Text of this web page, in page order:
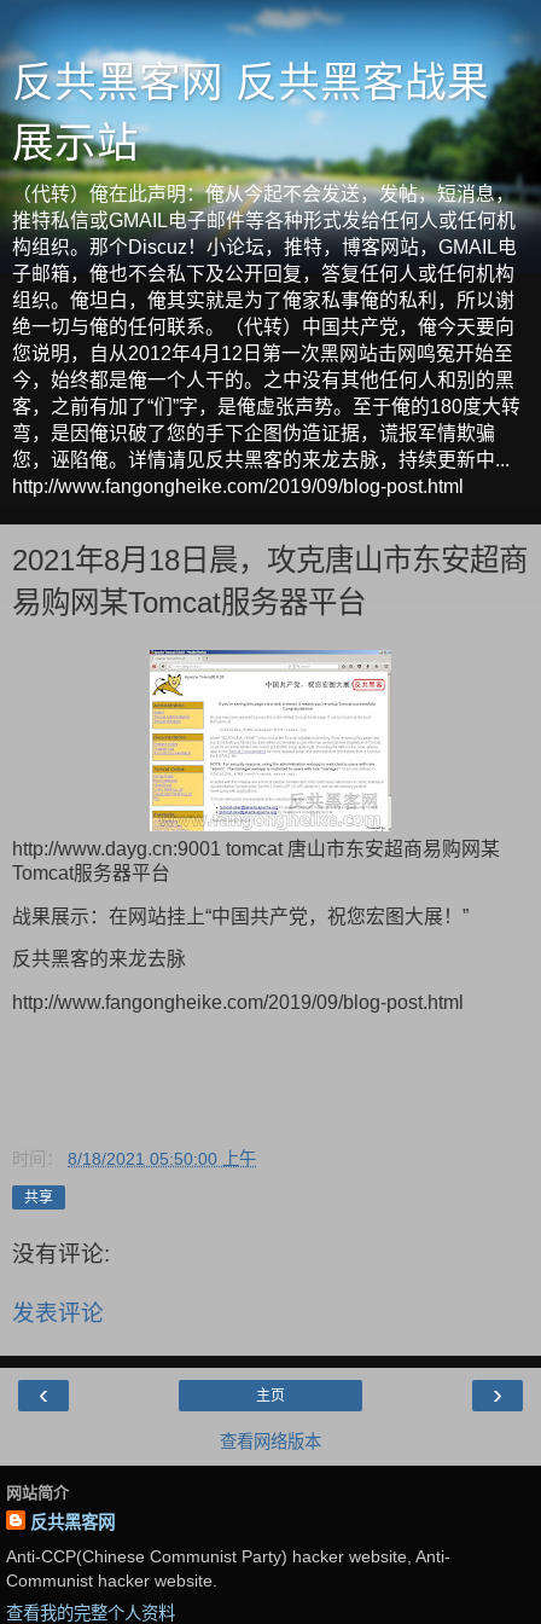
反共黑客网 反共黑客战果
展示站
（代转）俺在此声明：俺从今起不会发送，发帖，短消息，
推特私信或GMAIL电子邮件等各种形式发给任何人或任何机
构组织。那个Discuz！小论坛，推特，博客网站，GMAIL电
子邮箱，俺也不会私下及公开回复，答复任何人或任何机构
组织。俺坦白，俺其实就是为了俺家私事俺的私利，所以谢
绝一切与俺的任何联系。（代转）中国共产党，俺今天要向
您说明，自从2012年4月12日第一次黑网站击网鸣冤开始至
今，始终都是俺一个人干的。之中没有其他任何人和别的黑
客，之前有加了“们”字，是俺虚张声势。至于俺的180度大转
弯，是因俺识破了您的手下企图伪造证据，谎报军情欺骗
您，诬陷俺。详情请见反共黑客的来龙去脉，持续更新中...
http://www.fangongheike.com/2019/09/blog-post.html
2021年8月18日晨，攻克唐山市东安超商
易购网某Tomcat服务器平台
http://www.dayg.cn:9001 tomcat 唐山市东安超商易购网某
Tomcat服务器平台
战果展示：在网站挂上“中国共产党，祝您宏图大展！”
反共黑客的来龙去脉
http://www.fangongheike.com/2019/09/blog-post.html
时间： 8/18/2021 05:50:00 上午
共享
没有评论:
发表评论
‹ ›
主页
查看网络版本
网站简介
反共黑客网
Anti-CCP(Chinese Communist Party) hacker website, Anti-
Communist hacker website.
查看我的完整个人资料